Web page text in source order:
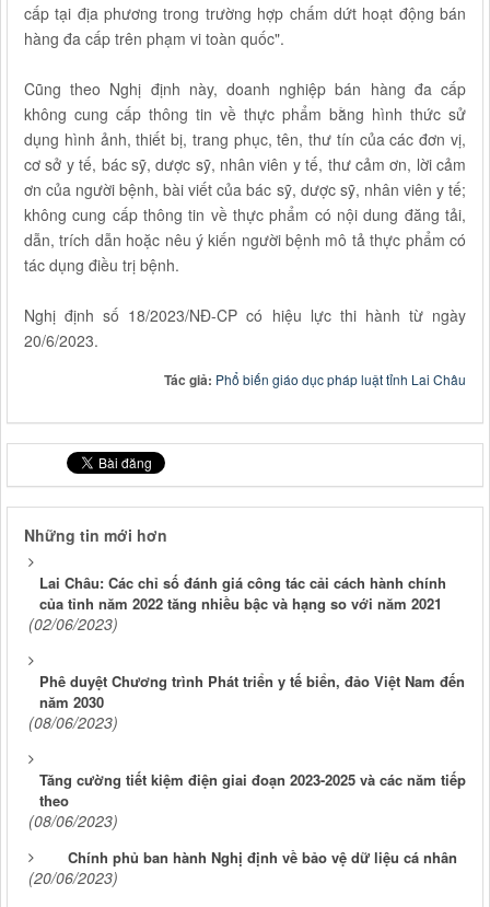
cấp tại địa phương trong trường hợp chấm dứt hoạt động bán
hàng đa cấp trên phạm vi toàn quốc".
Cũng theo Nghị định này, doanh nghiệp bán hàng đa cấp
không cung cấp thông tin về thực phẩm bằng hình thức sử
dụng hình ảnh, thiết bị, trang phục, tên, thư tín của các đơn vị,
cơ sở y tế, bác sỹ, dược sỹ, nhân viên y tế, thư cảm ơn, lời cảm
ơn của người bệnh, bài viết của bác sỹ, dược sỹ, nhân viên y tế;
không cung cấp thông tin về thực phẩm có nội dung đăng tải,
dẫn, trích dẫn hoặc nêu ý kiến người bệnh mô tả thực phẩm có
tác dụng điều trị bệnh.
Nghị định số 18/2023/NĐ-CP có hiệu lực thi hành từ ngày
20/6/2023.
Tác giả: Phổ biến giáo dục pháp luật tỉnh Lai Châu
Những tin mới hơn
Lai Châu: Các chỉ số đánh giá công tác cải cách hành chính
của tỉnh năm 2022 tăng nhiều bậc và hạng so với năm 2021
(02/06/2023)
Phê duyệt Chương trình Phát triển y tế biển, đảo Việt Nam đến
năm 2030
(08/06/2023)
Tăng cường tiết kiệm điện giai đoạn 2023-2025 và các năm tiếp
theo
(08/06/2023)
Chính phủ ban hành Nghị định về bảo vệ dữ liệu cá nhân
(20/06/2023)